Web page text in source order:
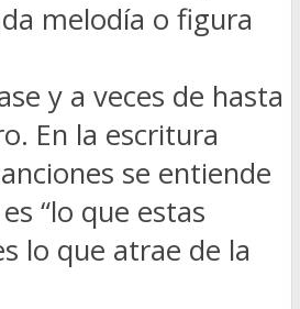
melodía o figura
y a veces de hasta
En la escritura
se entiende
“lo que estas
lo que atrae de la